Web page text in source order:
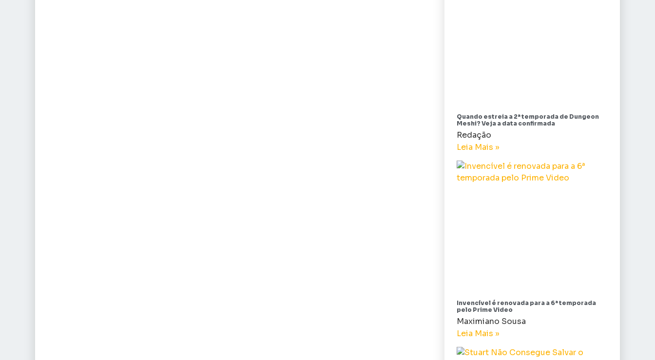
Quando estreia a 2ª temporada de Dungeon
Meshi? Veja a data confirmada
Redação
Leia Mais »
Invencível é renovada para a 6ª temporada
pelo Prime Video
Maximiano Sousa
Leia Mais »